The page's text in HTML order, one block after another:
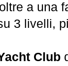
a una
3 livelli,
Club